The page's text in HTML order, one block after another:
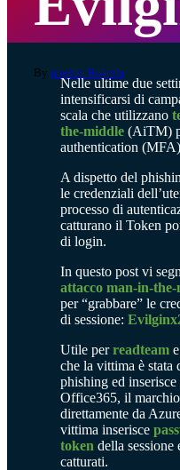
By quester Rs4rela
Nelle ultime due
intensificarsi di
scala che utilizzano
the-middle(AiTM)
authentication
A dispetto del
le credenziali
processo di
catturano il Token
di login.
In questo post vi
attacco man-in-
per “grabbare” le
di sessione:
Utile perreadteame
che la vittima è
phishing ed
Office365, il
direttamente da
vittima inserisce
token della sessione
catturati.